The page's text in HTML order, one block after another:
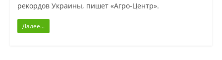
рекордов Украины, пишет «Агро-Центр».
Далее...